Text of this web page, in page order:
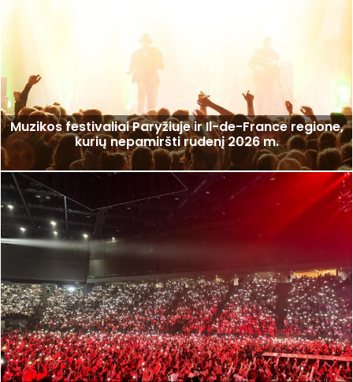
Muzikos festivaliai Paryžiuje ir Il-de-France regione,
kurių nepamiršti rudenį 2026 m.